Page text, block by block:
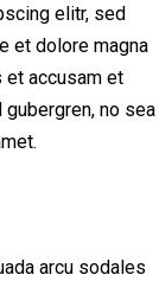
elitr, sed
et dolore magna
et accusam et
no sea
arcu sodales